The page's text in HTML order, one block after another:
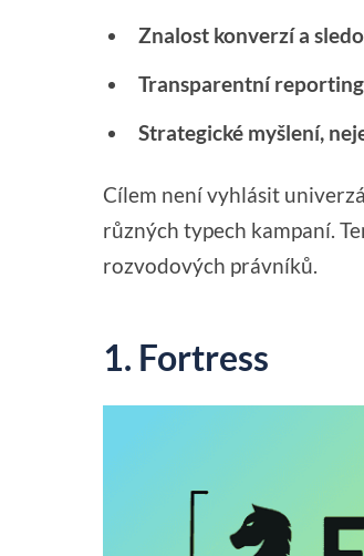
Znalost konverzí a
Transparentní
Strategické myšlení,
Cílem není vyhlásit
různých typech kampaní.
rozvodových právníků.
1. Fortress